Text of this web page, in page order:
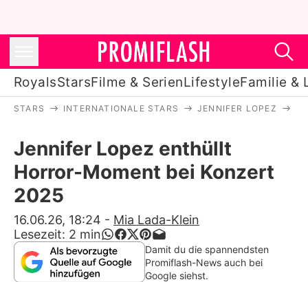
RoyalsStarsFilme & SerienLifestyleFamilie &
Stars
Filme & Serien
Lifestyle
Familie & Liebe
Promiflash Exklusiv
STARS INTERNATIONALE STARS JENNIFER LOPEZ
Jennifer Lopez enthüllt
Horror-Moment bei Konzert
2025
16.06.26, 18:24 - Mia Lada-Klein
Lesezeit: 2 min
Damit du die spannendsten
Promiflash-News auch bei
Google siehst.